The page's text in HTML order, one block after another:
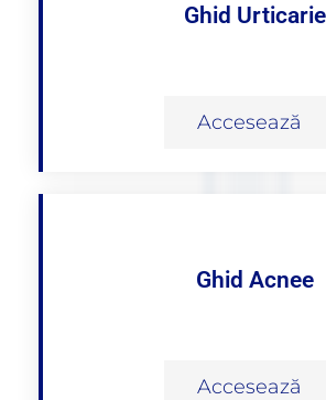
Ghid Urticarie
Accesează
Ghid Acnee
Accesează